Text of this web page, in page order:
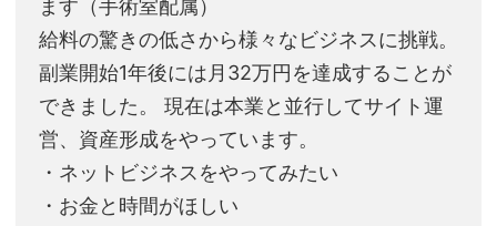
ます（手術室配属）
給料の驚きの低さから様々なビジネスに挑戦。
副業開始1年後には月32万円を達成することが
できました。 現在は本業と並行してサイト運
営、資産形成をやっています。
・ネットビジネスをやってみたい
・お金と時間がほしい